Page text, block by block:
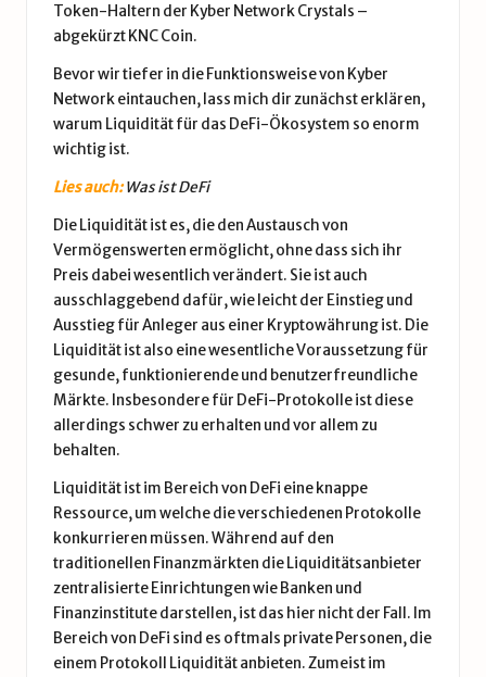
Token-Haltern der Kyber Network Crystals –
abgekürzt KNC Coin.
Bevor wir tiefer in die Funktionsweise von Kyber
Network eintauchen, lass mich dir zunächst erklären,
warum Liquidität für das DeFi-Ökosystem so enorm
wichtig ist.
Lies auch: Was ist DeFi
Die Liquidität ist es, die den Austausch von
Vermögenswerten ermöglicht, ohne dass sich ihr
Preis dabei wesentlich verändert. Sie ist auch
ausschlaggebend dafür, wie leicht der Einstieg und
Ausstieg für Anleger aus einer Kryptowährung ist. Die
Liquidität ist also eine wesentliche Voraussetzung für
gesunde, funktionierende und benutzerfreundliche
Märkte. Insbesondere für DeFi-Protokolle ist diese
allerdings schwer zu erhalten und vor allem zu
behalten.
Liquidität ist im Bereich von DeFi eine knappe
Ressource, um welche die verschiedenen Protokolle
konkurrieren müssen. Während auf den
traditionellen Finanzmärkten die Liquiditätsanbieter
zentralisierte Einrichtungen wie Banken und
Finanzinstitute darstellen, ist das hier nicht der Fall. Im
Bereich von DeFi sind es oftmals private Personen, die
einem Protokoll Liquidität anbieten. Zumeist im